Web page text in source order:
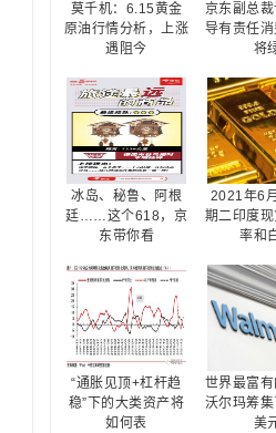
莫千机：6.15黄金
原油行情分析，上涨
遇阻今
京东副总
导有责任
将
冰岛、秘鲁、阿根
廷……这个618，京
东带你看
2021年6
期二印度现
率和
“通胀见顶+杠杆趋
稳”下的大类资产将
如何表
世界最富
沃尔玛筹
美